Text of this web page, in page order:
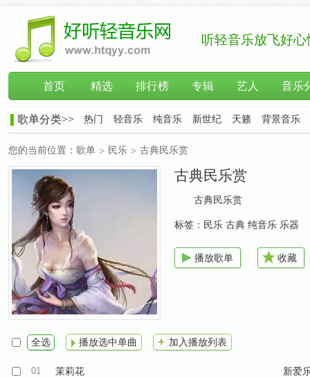
听轻音乐放飞好心
首页 精选 排行榜 专辑 艺人 音乐
歌单分类>> 热门 轻音乐 纯音乐 新世纪 天籁 背景音乐
您的当前位置： 歌单 > 民乐 > 古典民乐赏
古典民乐赏
古典民乐赏
标签： 民乐 古典 纯音乐 乐器
播放歌单 收藏
全选 播放选中单曲 加入播放列表
01 茉莉花 新爱